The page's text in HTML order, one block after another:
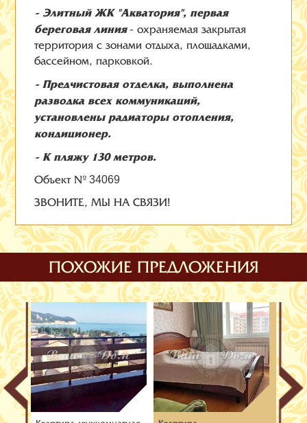
- Элитный ЖК "Акватория", первая
береговая линия- охраняемая закрытая
территория с зонами отдыха, площадками,
бассейном, парковкой.
- Предчистовая отделка, выполнена
разводка всех коммуникаций,
установлены радиаторы отопления,
кондиционер.
- К пляжу 130 метров.
Объект №34069
ЗВОНИТЕ, МЫ НА СВЯЗИ!
ПОХОЖИЕ ПРЕДЛОЖЕНИЯ